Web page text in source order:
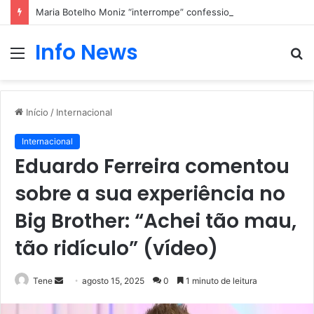
Maria Botelho Moniz “interrompe” confessionário
Menu
Info News
Início / Internacional
Internacional
Eduardo Ferreira comentou
sobre a sua experiência no
Big Brother: “Achei tão mau,
tão ridículo” (vídeo)
Tene
Mandeagosto 15, 2025 0 1 minuto de leitura